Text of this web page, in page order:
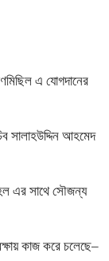
এ যোগদানের
সালাহউদ্দিন আহমেদ
এর সাথে সৌজন্য
কাজ করে চলেছে–